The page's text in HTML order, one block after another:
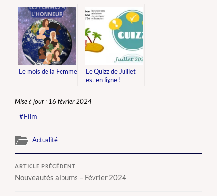
Le mois de la Femme
Le Quizz de Juillet
est en ligne !
Mise à jour : 16 février 2024
Film
Actualité
ARTICLE PRÉCÉDENT
Nouveautés albums – Février 2024